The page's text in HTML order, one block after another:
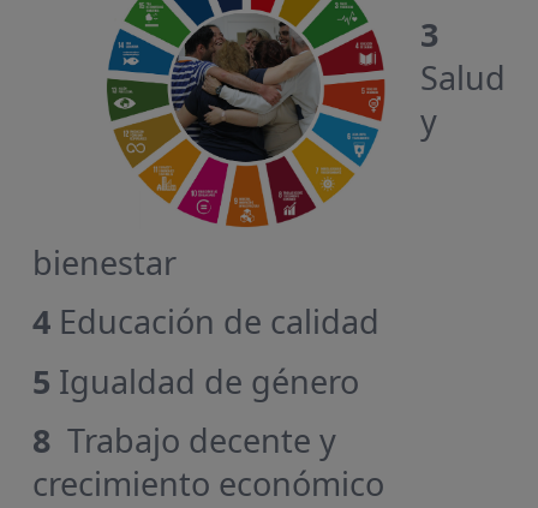
3
Salud
y
bienestar
4 Educación de calidad
5 Igualdad de género
8 Trabajo decente y
crecimiento económico